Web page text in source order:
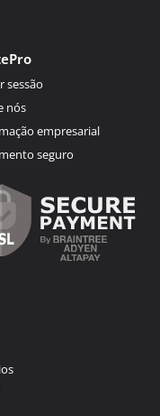
sessão
nós
empresarial
seguro